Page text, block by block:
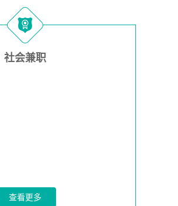
社会兼职
查看更多